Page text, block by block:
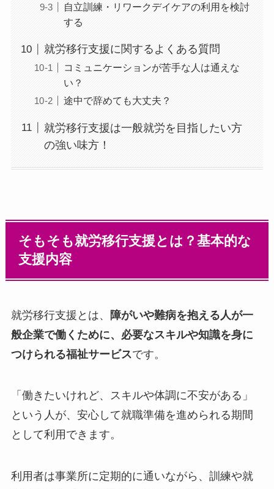
自立訓練・リワークデイケアの利用を検討
する
就労移行支援に関するよくある質問
コミュニケーションが苦手な人は通えな
い？
途中で辞めても大丈夫？
就労移行支援は一般就労を目指したい方
の強い味方！
そもそも就労移行支援とは？基本的な
支援内容
就労移行支援とは、
障がいや難病を抱える人が一
般企業で働くために、必要なスキルや知識を身に
つけられる福祉サービスです。
「働きたいけれど、スキルや体調に不安がある」
という人が、安心して就職準備を進められる期間
として利用できます。
利用者は事業所に定期的に通いながら、訓練や就